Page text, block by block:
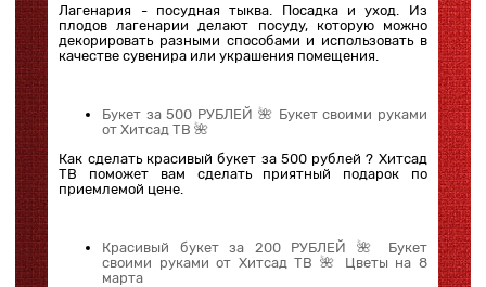
Лагенария - посудная тыква. Посадка и уход. Из
плодов лагенарии делают посуду, которую можно
декорировать разными способами и использовать в
качестве сувенира или украшения помещения.
Букет за 500 РУБЛЕЙ 🌺 Букет своими руками
от Хитсад ТВ 🌺
Как сделать красивый букет за 500 рублей ? Хитсад
ТВ поможет вам сделать приятный подарок по
приемлемой цене.
Красивый букет за 200 РУБЛЕЙ 🌺 Букет
своими руками от Хитсад ТВ 🌺 Цветы на 8
марта